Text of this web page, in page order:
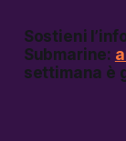
Sostieni
Submarine:
settimana è